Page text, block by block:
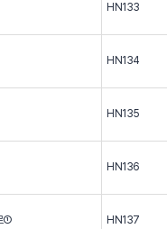
HN133
HN134
HN135
HN136
① HN137